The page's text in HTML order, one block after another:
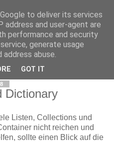
Wissenswertes, C# und
Dictionary
Listen, Collections und
nicht reichen und
sollte einen Blick auf die
to deliver its services
address and user-agent are
performance and security
generate usage
abuse.
GOT IT